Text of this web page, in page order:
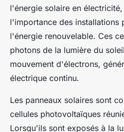
l'énergie solaire en
l'importance des installations
l'énergie renouvelable. Ces
photons de la lumière du
mouvement d'électrons,
électrique continu.
Les panneaux solaires sont
cellules photovoltaïques
Lorsqu'ils sont exposés à la